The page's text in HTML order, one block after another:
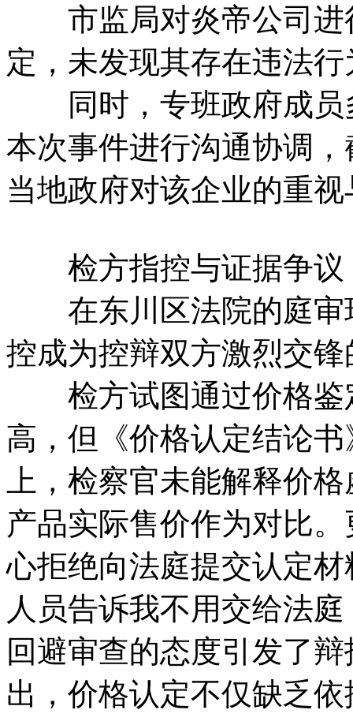
市监局对炎帝公司进
定，未发现其存在违法行
同时，专班政府成员
本次事件进行沟通协调
当地政府对该企业的重
检方指控与证据争议
在东川区法院的庭审
控成为控辩双方激烈交
检方试图通过价格鉴
高，但《价格认定结论
上，检察官未能解释价
产品实际售价作为对比
心拒绝向法庭提交认定
人员告诉我不用交给法
回避审查的态度引发了
出，价格认定不仅缺乏